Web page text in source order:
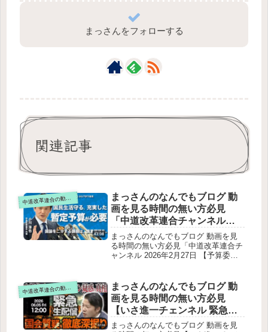
まっさんをフォローする
関連記事
中道改革連合の動画をテキスト要約
まっさんのなんでもブログ 動
画を見る時間の無い方必見
「中道改革連合チャンネル
2026年2月27日 【予算委員会
終了後】 小川代表 ぶら下がり
会見 国民生活を守るために
をテキスト要約
まっさんのなんでもブログ 動画を見
る時間の無い方必見「中道改革連合チ
ャンネル 2026年2月27日 【予算委員
の必要性を提起」をテキスト要約予算
委員会の総括予算審議の姿勢と暫定予
算小川代表の基本姿勢暫定予算につい
て消費減税と給付付き税額控除消費減
税給付付き税額控除国民会議への参加
中道改革連合の動画をテキスト要約
まっさんのなんでもブログ 動
画を見る時間の無い方必見
【いさ進一チェンネル 緊急生
配信】2026年6月5日（金）高
まっさんのなんでもブログ 動画を見